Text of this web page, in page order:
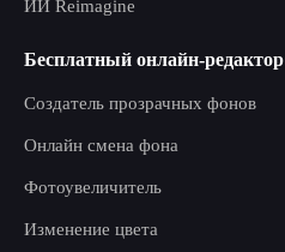
ИИ Reimagine
Бесплатный онлайн-редактор
Создатель прозрачных фонов
Онлайн смена фона
Фотоувеличитель
Изменение цвета